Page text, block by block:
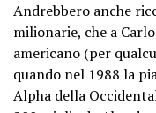
Andrebbero anche
milionarie, che a
americano (per
quando nel 1988 la
Alpha della